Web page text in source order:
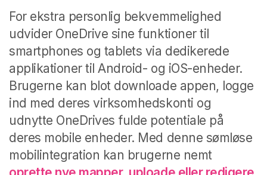
For ekstra personlig bekvemmelighed
udvider OneDrive sine funktioner til
smartphones og tablets via dedikerede
applikationer til Android- og iOS-enheder.
Brugerne kan blot downloade appen, logge
ind med deres virksomhedskonti og
udnytte OneDrives fulde potentiale på
deres mobile enheder. Med denne sømløse
mobilintegration kan brugerne nemt